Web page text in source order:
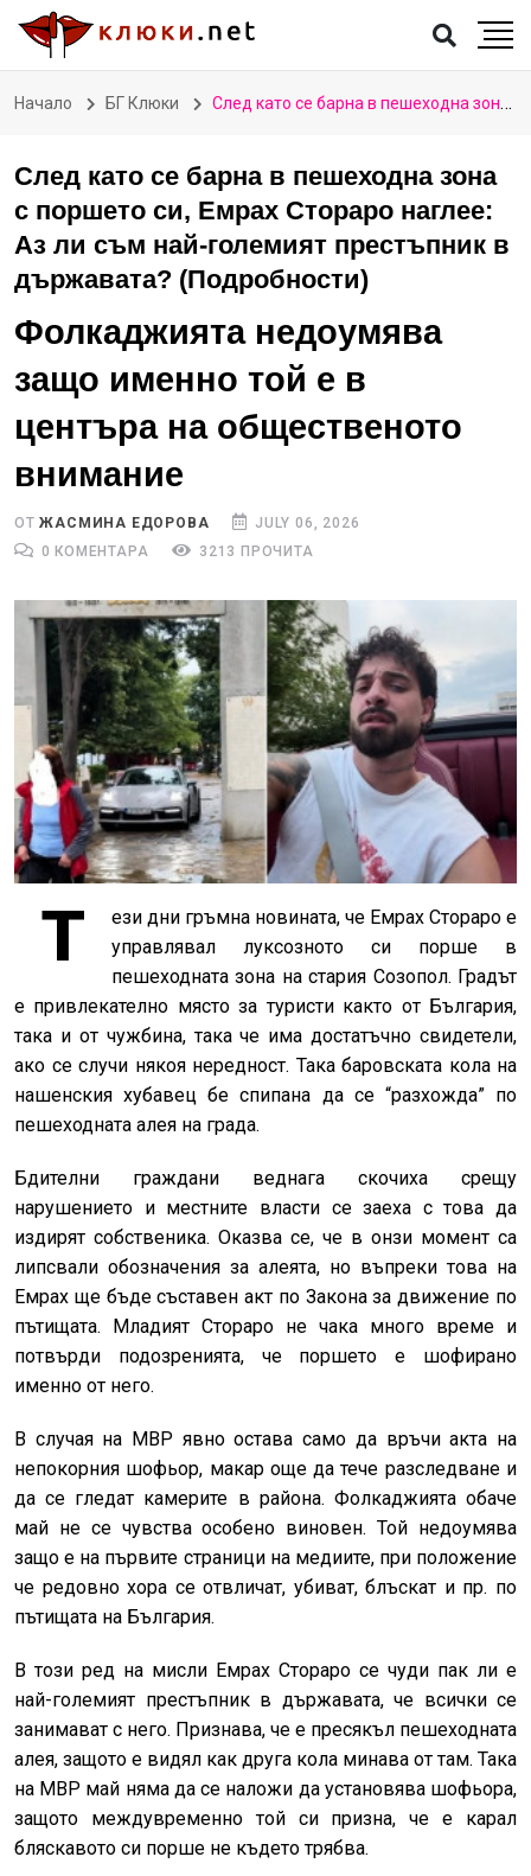
Начало БГ Клюки След като се барна в пешеходна зона с поршето си, Емрах Стораро наглее: Аз ли съм най-големият престъпник в държавата? (Подробности)
След като се барна в пешеходна зона
с поршето си, Емрах Стораро наглее:
Аз ли съм най-големият престъпник в
държавата? (Подробности)
Фолкаджията недоумява
защо именно той е в
центъра на общественото
внимание
ОТЖАСМИНА ЕДОРОВА
JULY 06, 2026
0 КОМЕНТАРА
3213 ПРОЧИТА
Т
ези дни гръмна новината, че Емрах Стораро е
управлявал луксозното си порше в
пешеходната зона на стария Созопол. Градът
е привлекателно място за туристи както от България,
така и от чужбина, така че има достатъчно свидетели,
ако се случи някоя нередност. Така баровската кола на
нашенския хубавец бе спипана да се “разхожда” по
пешеходната алея на града.
Бдителни граждани веднага скочиха срещу
нарушението и местните власти се заеха с това да
издирят собственика. Оказва се, че в онзи момент са
липсвали обозначения за алеята, но въпреки това на
Емрах ще бъде съставен акт по Закона за движение по
пътищата. Младият Стораро не чака много време и
потвърди подозренията, че поршето е шофирано
именно от него.
В случая на МВР явно остава само да връчи акта на
непокорния шофьор, макар още да тече разследване и
да се гледат камерите в района. Фолкаджията обаче
май не се чувства особено виновен. Той недоумява
защо е на първите страници на медиите, при положение
че редовно хора се отвличат, убиват, блъскат и пр. по
пътищата на България.
В този ред на мисли Емрах Стораро се чуди пак ли е
най-големият престъпник в държавата, че всички се
занимават с него. Признава, че е пресякъл пешеходната
алея, защото е видял как друга кола минава от там. Така
на МВР май няма да се наложи да установява шофьора,
защото междувременно той си призна, че е карал
бляскавото си порше не където трябва.